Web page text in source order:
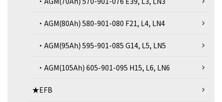
・AGM(80Ah) 580-901-080 F21, L4, LN4
・AGM(95Ah) 595-901-085 G14, L5, LN5
・AGM(105Ah) 605-901-095 H15, L6, LN6
★EFB